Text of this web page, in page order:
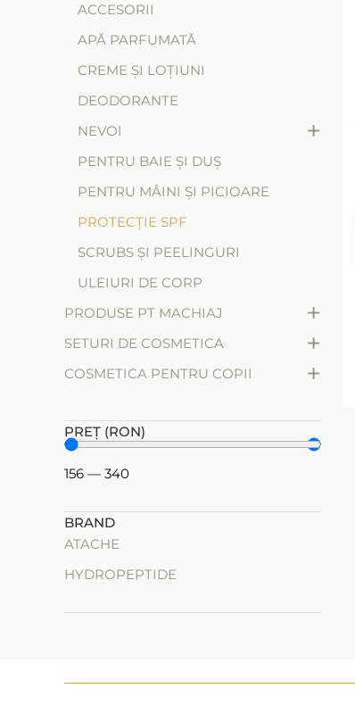
ACCESORII
APĂ PARFUMATĂ
CREME ȘI LOȚIUNI
DEODORANTE
NEVOI
+
PENTRU BAIE ȘI DUȘ
PENTRU MÂINI ȘI PICIOARE
PROTECȚIE SPF
SCRUBS ȘI PEELINGURI
ULEIURI DE CORP
PRODUSE PT MACHIAJ
+
SETURI DE COSMETICA +
СOSMETICA PENTRU COPII +
PREȚ (RON)
156 — 340
BRAND
ATACHE
HYDROPEPTIDE